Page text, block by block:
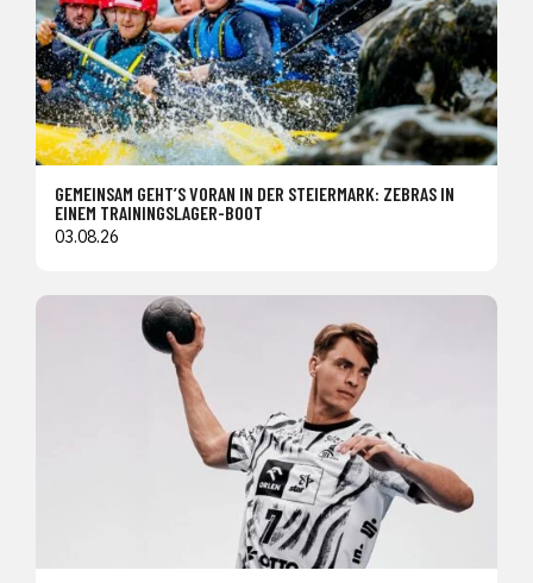
GEMEINSAM GEHT’S VORAN IN DER STEIERMARK: ZEBRAS IN
EINEM TRAININGSLAGER-BOOT
03.08.26